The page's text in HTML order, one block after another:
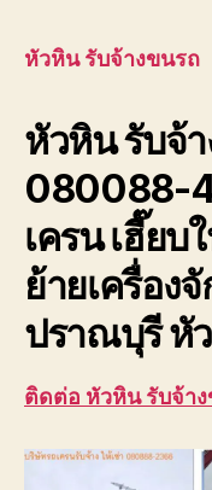
หัวหิน รับจ้างขนรถ
หัวหิน รับจ้
080088-
เครน เฮี๊ยบ
ย้ายเครื่อง
ปราณบุรี หั
ติดต่อ หัวหิน รับจ้า